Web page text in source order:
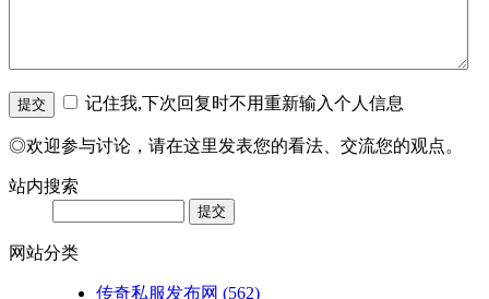
记住我,下次回复时不用重新输入个人信息
◎欢迎参与讨论，请在这里发表您的看法、交流您的观点。
站内搜索
网站分类
传奇私服发布网 (562)